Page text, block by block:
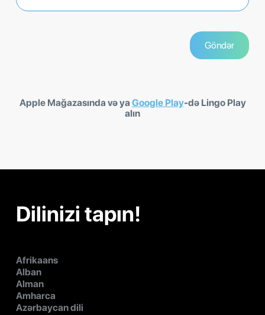
Apple Mağazasında və ya Google Play-də Lingo Play
alın
Dilinizi tapın!
Afrikaans
Alban
Alman
Amharca
Azərbaycan dili